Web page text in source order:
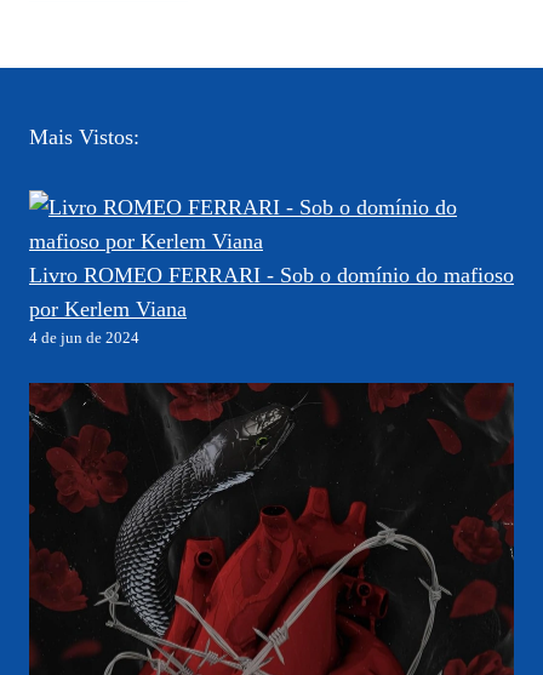
Mais Vistos:
Livro ROMEO FERRARI - Sob o domínio do mafioso
por Kerlem Viana
4 de jun de 2024